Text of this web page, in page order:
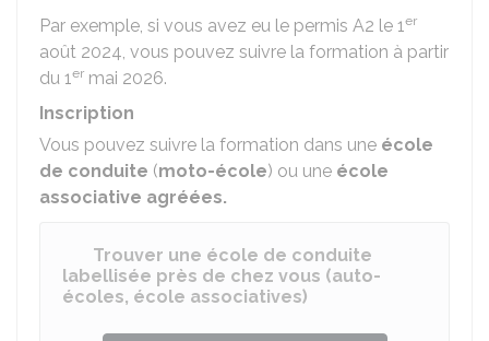
Par exemple, si vous avez eu le permis A2 le 1er
août 2024, vous pouvez suivre la formation à partir
du 1er mai 2026.
Inscription
Vous pouvez suivre la formation dans une école
de conduite (moto-école) ou une école
associative agréées.
Trouver une école de conduite
labellisée près de chez vous (auto-
écoles, école associatives)